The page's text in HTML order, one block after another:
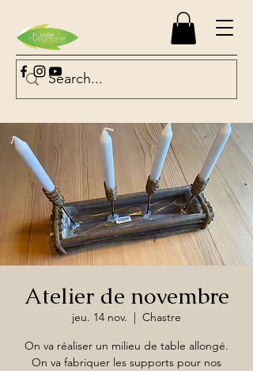
Atelier de novembre
jeu. 14 nov.
  |
Chastre
On va réaliser un milieu de table allongé.
On va fabriquer les supports pour nos